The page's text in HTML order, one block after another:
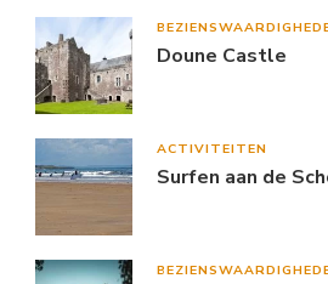
Doune Castle
ACTIVITEITEN
Surfen aan de